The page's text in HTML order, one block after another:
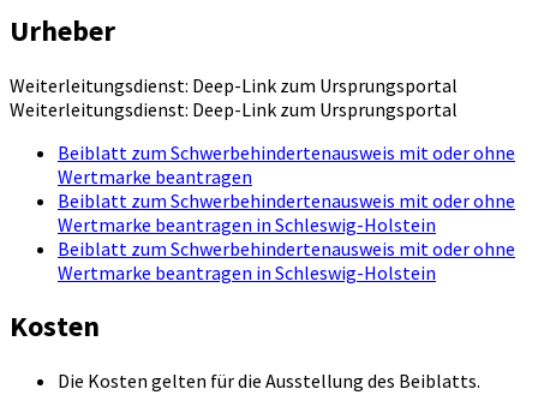
Urheber
Weiterleitungsdienst: Deep-Link zum Ursprungsportal
Weiterleitungsdienst: Deep-Link zum Ursprungsportal
Beiblatt zum Schwerbehindertenausweis mit oder ohne
Wertmarke beantragen
Beiblatt zum Schwerbehindertenausweis mit oder ohne
Wertmarke beantragen in Schleswig-Holstein
Beiblatt zum Schwerbehindertenausweis mit oder ohne
Wertmarke beantragen in Schleswig-Holstein
Kosten
Die Kosten gelten für die Ausstellung des Beiblatts.